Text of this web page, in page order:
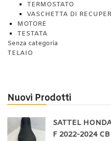
TERMOSTATO
VASCHETTA DI
MOTORE
TESTATA
Senza categoria
TELAIO
Nuovi Prodotti
SATTEL
F 2022-2024